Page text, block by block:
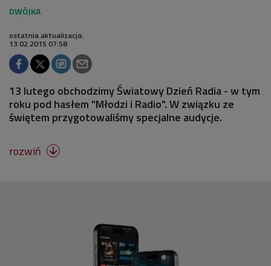
ostatnia aktualizacja:
13.02.2015 07:58
13 lutego obchodzimy Światowy Dzień Radia - w tym
roku pod hasłem "Młodzi i Radio". W związku ze
świętem przygotowaliśmy specjalne audycje.
rozwiń 